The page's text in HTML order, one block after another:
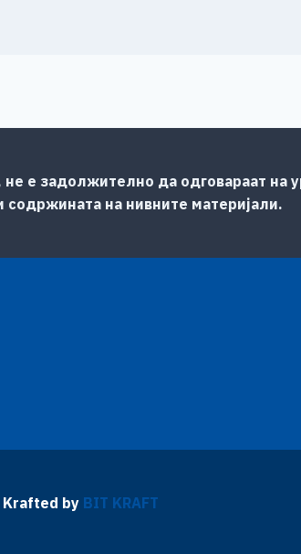
е задолжително да одговараат на
содржината на нивните материјали.
by BIT KRAFT